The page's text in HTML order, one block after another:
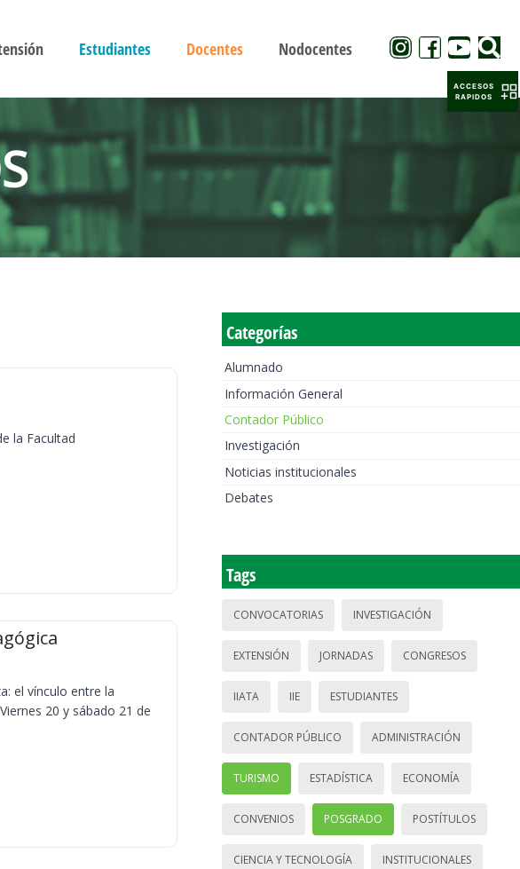
Estudiantes Docentes Nodocentes
la Facultad
el vínculo entre la
20 y sábado 21 de
Categorías
Alumnado
Información General
Contador Público
Investigación
Noticias institucionales
Debates
Tags
CONVOCATORIAS INVESTIGACIÓN
EXTENSIÓN JORNADAS CONGRESOS
IIATA IIE ESTUDIANTES
CONTADOR PÚBLICO ADMINISTRACIÓN
TURISMO ESTADÍSTICA ECONOMÍA
CONVENIOS POSGRADO POSTÍTULOS
CIENCIA Y TECNOLOGÍA INSTITUCIONALES
ACCESOS
RAPIDOS